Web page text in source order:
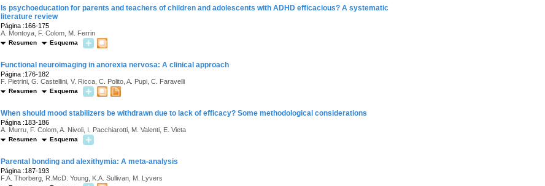
Is psychoeducation for parents and teachers of children and adolescents with ADHD efficacious? A systematic
literature review
Página :166-175
A. Montoya, F. Colom, M. Ferrin
Resumen Esquema
Functional neuroimaging in anorexia nervosa: A clinical approach
Página :176-182
F. Pietrini, G. Castellini, V. Ricca, C. Polito, A. Pupi, C. Faravelli
Resumen Esquema
When should mood stabilizers be withdrawn due to lack of efficacy? Some methodological considerations
Página :183-186
A. Murru, F. Colom, A. Nivoli, I. Pacchiarotti, M. Valenti, E. Vieta
Resumen Esquema
Parental bonding and alexithymia: A meta-analysis
Página :187-193
F.A. Thorberg, R.McD. Young, K.A. Sullivan, M. Lyvers